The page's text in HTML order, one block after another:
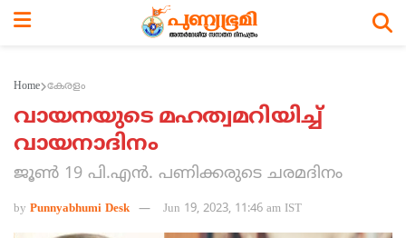
Home കേരളം
വായനയുടെ മഹത്വമറിയിച്ച്
വായനാദിനം
ജൂണ്‍ 19 പി.എന്‍. പണിക്കരുടെ ചരമദിനം
by Punnyabhumi Desk Jun 19, 2023, 11:46 am IST